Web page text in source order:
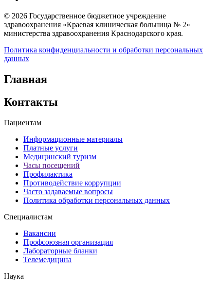
© 2026 Государственное бюджетное учреждение
здравоохранения «Краевая клиническая больница № 2»
министерства здравоохранения Краснодарского края.
Политика конфиденциальности и обработки персональных
данных
Главная
Контакты
Пациентам
Информационные материалы
Платные услуги
Медицинский туризм
Часы посещений
Профилактика
Противодействие коррупции
Часто задаваемые вопросы
Политика обработки персональных данных
Специалистам
Вакансии
Профсоюзная организация
Лабораторные бланки
Телемедицина
Наука